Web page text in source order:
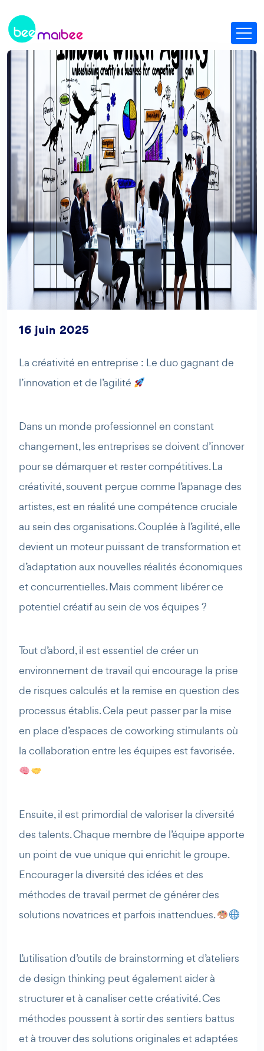
16 juin 2025
La créativité en entreprise : Le duo gagnant de
l’innovation et de l’agilité
Dans un monde professionnel en constant
changement, les entreprises se doivent d’innover
pour se démarquer et rester compétitives. La
créativité, souvent perçue comme l’apanage des
artistes, est en réalité une compétence cruciale
au sein des organisations. Couplée à l’agilité, elle
devient un moteur puissant de transformation et
d’adaptation aux nouvelles réalités économiques
et concurrentielles. Mais comment libérer ce
potentiel créatif au sein de vos équipes ?
Tout d’abord, il est essentiel de créer un
environnement de travail qui encourage la prise
de risques calculés et la remise en question des
processus établis. Cela peut passer par la mise
en place d’espaces de coworking stimulants où
la collaboration entre les équipes est favorisée.
Ensuite, il est primordial de valoriser la diversité
des talents. Chaque membre de l’équipe apporte
un point de vue unique qui enrichit le groupe.
Encourager la diversité des idées et des
méthodes de travail permet de générer des
solutions novatrices et parfois inattendues.
L’utilisation d’outils de brainstorming et d’ateliers
de design thinking peut également aider à
structurer et à canaliser cette créativité. Ces
méthodes poussent à sortir des sentiers battus
et à trouver des solutions originales et adaptées
Maibee AI Agent
vous essayer Maibee, demander des renseignements, ou
prendre rendez-vous avec nous ?